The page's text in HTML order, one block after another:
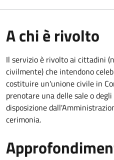
A chi è rivolto
Il servizio è rivolto ai cittadini
civilmente) che intendono
costituire un'unione civile in
prenotare una delle sale o
disposizione
cerimonia.